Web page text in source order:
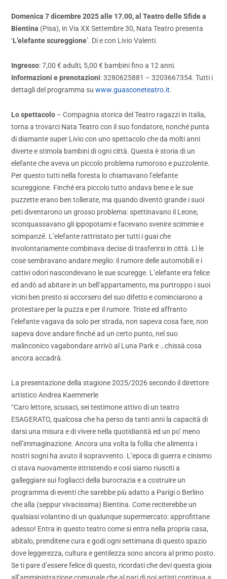
Domenica 7 dicembre 2025 alle 17.00, al Teatro delle Sfide a
Bientina (Pisa), in Via XX Settembre 30, Nata Teatro presenta
‘L’elefante scureggione’. Di e con Livio Valenti.
Ingresso: 7,00 € adulti, 5,00 € bambini fino a 12 anni.
Informazioni e prenotazioni: 3280625881 – 3203667354. Tutti i
dettagli del programma suwww.guasconeteatro.it.
Lo spettacolo – Compagnia storica del Teatro ragazzi in Italia,
torna a trovarci Nata Teatro con il suo fondatore, nonché punta
di diamante super Livio con uno spettacolo che da molti anni
diverte e stimola bambini di ogni città. Questa è storia di un
elefante che aveva un piccolo problema rumoroso e puzzolente.
Per questo tutti nella foresta lo chiamavano l’elefante
scureggione. Finché era piccolo tutto andava bene e le sue
puzzette erano ben tollerate, ma quando diventò grande i suoi
peti diventarono un grosso problema: spettinavano il Leone,
sconquassavano gli ippopotami e facevano svenire scimmie e
scimpanzé. L’elefante rattristato per tutti i guai che
involontariamente combinava decise di trasferirsi in città. Lì le
cose sembravano andare meglio: il rumore delle automobili e i
cattivi odori nascondevano le sue scuregge. L’elefante era felice
ed andò ad abitare in un bell’appartamento, ma purtroppo i suoi
vicini ben presto si accorsero del suo difetto e cominciarono a
protestare per la puzza e per il rumore. Triste ed affranto
l’elefante vagava da solo per strada, non sapeva cosa fare, non
sapeva dove andare finché ad un certo punto, nel suo
malinconico vagabondare arrivò al Luna Park e …chissà cosa
ancora accadrà.
La presentazione della stagione 2025/2026 secondo il direttore
artistico Andrea Kaemmerle
“Caro lettore, scusaci, sei testimone attivo di un teatro
ESAGERATO, qualcosa che ha perso da tanti anni la capacità di
darsi una misura e di vivere nella quotidianità ed un po’ meno
nell’immaginazione. Ancora una volta la follia che alimenta i
nostri sogni ha avuto il sopravvento. L’epoca di guerra e cinismo
ci stava nuovamente intristendo e così siamo riusciti a
galleggiare sui fogliacci della burocrazia e a costruire un
programma di eventi che sarebbe più adatto a Parigi o Berlino
che alla (seppur vivacissima) Bientina. Come reciterebbe un
qualsiasi volantino di un qualunque supermercato: approfittane
adesso! Entra in questo teatro come si entra nella propria casa,
abitalo, prenditene cura e godi ogni settimana di questo spazio
dove leggerezza, cultura e gentilezza sono ancora al primo posto.
Se ti pare d’essere felice di questo, ricordati che devi questa gioia